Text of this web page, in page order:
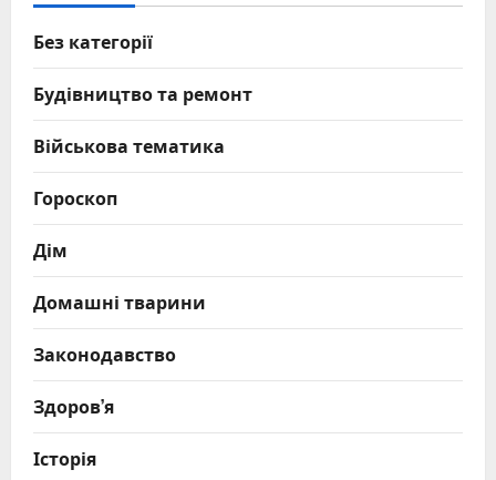
Без категорії
Будівництво та ремонт
Військова тематика
Гороскоп
Дім
Домашні тварини
Законодавство
Здоров’я
Історія